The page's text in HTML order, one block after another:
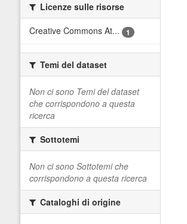
Licenze sulle risorse
Creative Commons At...
1
Temi del dataset
Non ci sono Temi del dataset
che corrispondono a questa
ricerca
Sottotemi
Non ci sono Sottotemi che
corrispondono a questa ricerca
Cataloghi di origine